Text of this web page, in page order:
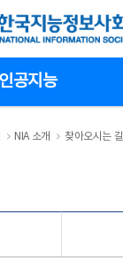
진흥원
인공지능
>NIA 소개 >
찾아오시는 길